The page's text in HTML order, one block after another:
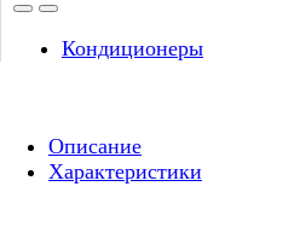
Кондиционеры
Описание
Характеристики